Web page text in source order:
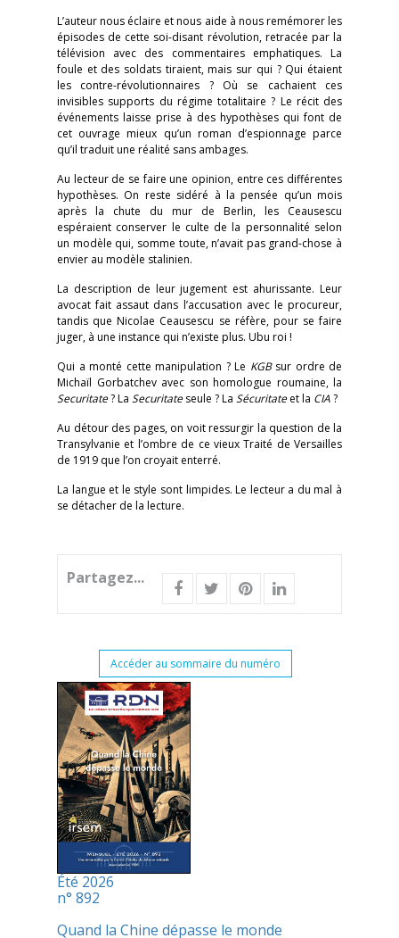
L’auteur nous éclaire et nous aide à nous remémorer les
épisodes de cette soi-disant révolution, retracée par la
télévision avec des commentaires emphatiques. La
foule et des soldats tiraient, mais sur qui ? Qui étaient
les contre-révolutionnaires ? Où se cachaient ces
invisibles supports du régime totalitaire ? Le récit des
événements laisse prise à des hypothèses qui font de
cet ouvrage mieux qu’un roman d’espionnage parce
qu’il traduit une réalité sans ambages.
Au lecteur de se faire une opinion, entre ces différentes
hypothèses. On reste sidéré à la pensée qu’un mois
après la chute du mur de Berlin, les Ceausescu
espéraient conserver le culte de la personnalité selon
un modèle qui, somme toute, n’avait pas grand-chose à
envier au modèle stalinien.
La description de leur jugement est ahurissante. Leur
avocat fait assaut dans l’accusation avec le procureur,
tandis que Nicolae Ceausescu se réfère, pour se faire
juger, à une instance qui n’existe plus. Ubu roi !
Qui a monté cette manipulation ? Le KGB sur ordre de
Michaïl Gorbatchev avec son homologue roumaine, la
Securitate? La Securitateseule ? La Sécuritateet la CIA?
Au détour des pages, on voit ressurgir la question de la
Transylvanie et l’ombre de ce vieux Traité de Versailles
de 1919 que l’on croyait enterré.
La langue et le style sont limpides. Le lecteur a du mal à
se détacher de la lecture.
Partagez...
Accéder au sommaire du numéro
Été 2026
n° 892
Quand la Chine dépasse le monde